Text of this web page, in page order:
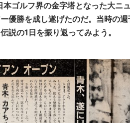
ゴルフ界の金字塔となった大ニ
優勝を成し遂げたのだ。当時の
説の1日を振り返ってみよう。